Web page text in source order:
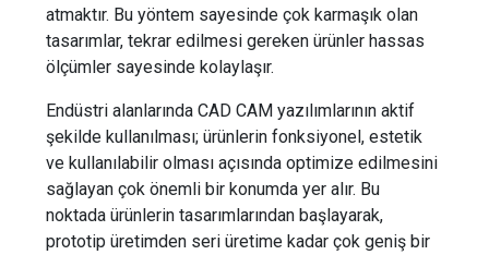
atmaktır. Bu yöntem sayesinde çok karmaşık olan
tasarımlar, tekrar edilmesi gereken ürünler hassas
ölçümler sayesinde kolaylaşır.
Endüstri alanlarında CAD CAM yazılımlarının aktif
şekilde kullanılması; ürünlerin fonksiyonel, estetik
ve kullanılabilir olması açısında optimize edilmesini
sağlayan çok önemli bir konumda yer alır. Bu
noktada ürünlerin tasarımlarından başlayarak,
prototip üretimden seri üretime kadar çok geniş bir